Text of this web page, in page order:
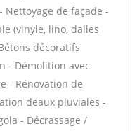
de façade -
(vinyle, lino, dalles
décoratifs
- Démolition avec
- Rénovation de
deaux pluviales -
- Décrassage /